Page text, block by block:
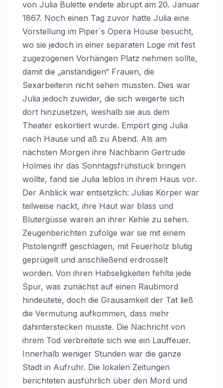
von Julia Bulette endete abrupt am 20. Januar
1867. Noch einen Tag zuvor hatte Julia eine
Vorstellung im Piper´s Opera House besucht,
wo sie jedoch in einer separaten Loge mit fest
zugezogenen Vorhängen Platz nehmen sollte,
damit die „anständigen“ Frauen, die
Sexarbeiterin nicht sehen mussten. Dies war
Julia jedoch zuwider, die sich weigerte sich
dort hinzusetzen, weshalb sie aus dem
Theater eskortiert wurde. Empört ging Julia
nach Hause und aß zu Abend. Als am
nächsten Morgen ihre Nachbarin Gertrude
Holmes ihr das Sonntagsfrühstück bringen
wollte, fand sie Julia leblos in ihrem Haus vor.
Der Anblick war entsetzlich: Julias Körper war
teilweise nackt, ihre Haut war blass und
Blutergüsse waren an ihrer Kehle zu sehen.
Zeugenberichten zufolge war sie mit einem
Pistolengriff geschlagen, mit Feuerholz blutig
geprügelt und anschließend erdrosselt
worden. Von ihren Habseligkeiten fehlte jede
Spur, was zunächst auf einen Raubmord
hindeutete, doch die Grausamkeit der Tat ließ
die Vermutung aufkommen, dass mehr
dahinterstecken musste. Die Nachricht von
ihrem Tod verbreitete sich wie ein Lauffeuer.
Innerhalb weniger Stunden war die ganze
Stadt in Aufruhr. Die lokalen Zeitungen
berichteten ausführlich über den Mord und